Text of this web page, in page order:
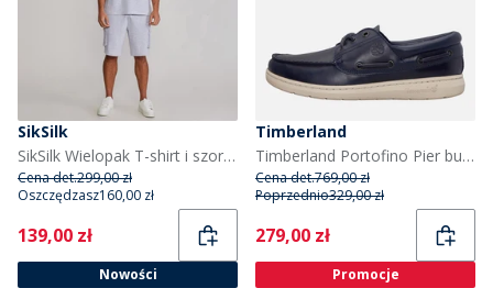
SikSilk
SikSilk Wielopak T-shirt i szorty dla niego kolor Grey Marl
Cena det.299,00 zł
Oszczędzasz160,00 zł
Current
139,00 zł
Nowości
Timberland
Timberland Portofino Pier buty łodziowe dla niego kolor Dark Blue Full Grain
Cena det.769,00 zł
Poprzednio329,00 zł
Current
279,00 zł
Promocje